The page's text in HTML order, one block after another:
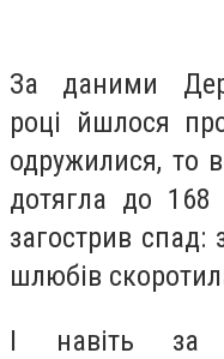
За даними
році йшлося
одружилися, то
дотягла до 168
загострив спад:
шлюбів
І навіть